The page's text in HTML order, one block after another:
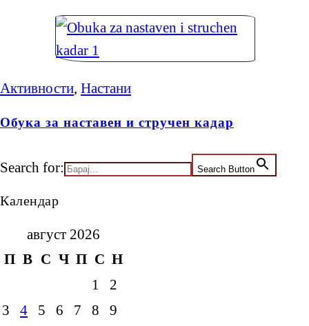
Активности, Настани
Обука за наставен и стручен кадар
Search for: Search Button
Календар
август 2026
П В С Ч П С Н
1
2
3
4 5 6 7 8
9